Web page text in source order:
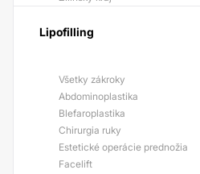
Lipofilling
Všetky zákroky
Abdominoplastika
Blefaroplastika
Chirurgia ruky
Estetické operácie prednožia
Facelift